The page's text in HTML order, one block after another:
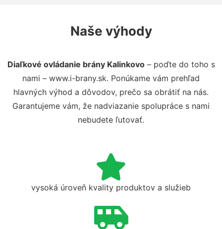
Naše výhody
Diaľkové ovládanie brány Kalinkovo– poďte do toho s
nami – www.i-brany.sk. Ponúkame vám prehľad
hlavných výhod a dôvodov, prečo sa obrátiť na nás.
Garantujeme vám, že nadviazanie spolupráce s nami
nebudete ľutovať.
vysoká úroveň kvality produktov a služieb